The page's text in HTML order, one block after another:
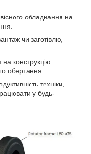
обладнання на
чи заготівлю,
конструкцію
обертання.
техніки,
у будь-